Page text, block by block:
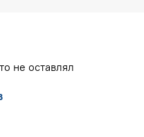
не оставлял